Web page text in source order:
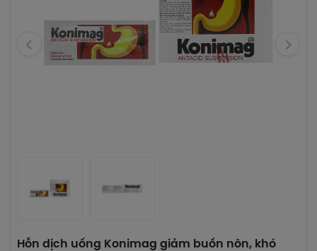
Hỗn dịch uống Konimag giảm buồn nôn, khó